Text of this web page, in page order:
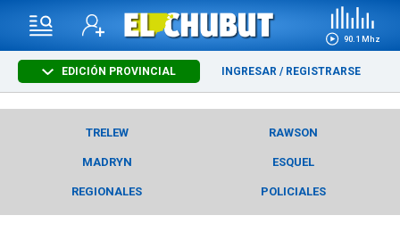
90.1 Mhz
EDICIÓN PROVINCIAL INGRESAR / REGISTRARSE
TRELEW RAWSON
MADRYN ESQUEL
REGIONALES POLICIALES